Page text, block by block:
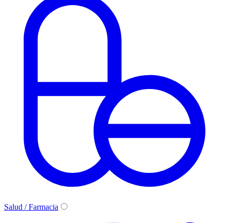
Salud / Farmacia